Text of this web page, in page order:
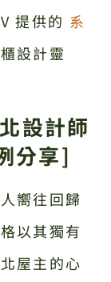
提供的 系
設計靈
設計師
分享]
嚮往回歸
以其獨有
屋主的心